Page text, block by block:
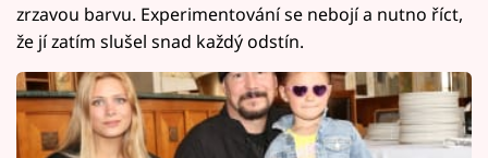
zrzavou barvu. Experimentování se nebojí a nutno říct,
že jí zatím slušel snad každý odstín.